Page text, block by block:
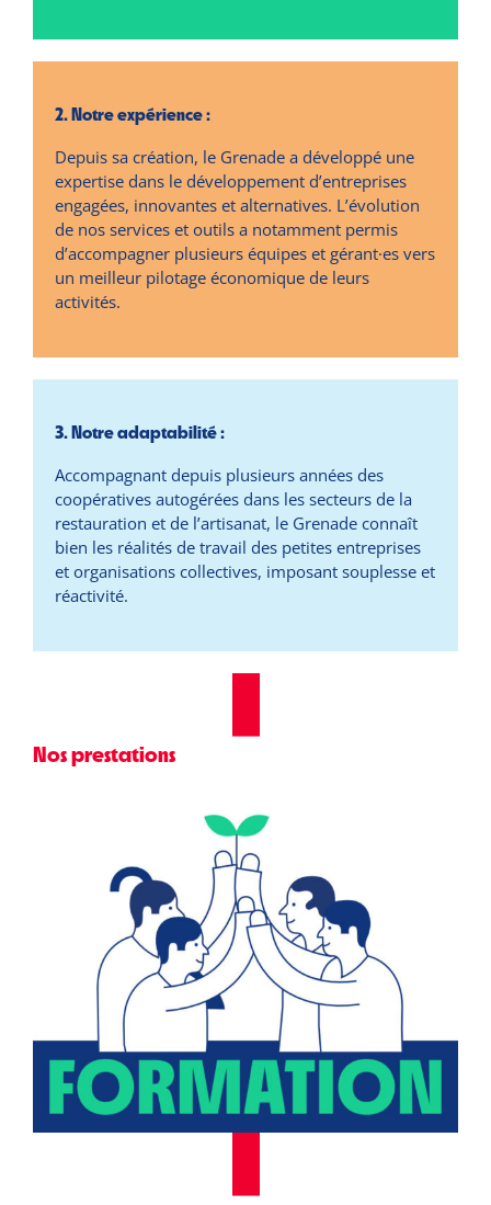
2. Notre expérience :
Depuis sa création, le Grenade a développé une
expertise dans le développement d’entreprises
engagées, innovantes et alternatives. L’évolution
de nos services et outils a notamment permis
d’accompagner plusieurs équipes et gérant·es vers
un meilleur pilotage économique de leurs
activités.
3. Notre adaptabilité :
Accompagnant depuis plusieurs années des
coopératives autogérées dans les secteurs de la
restauration et de l’artisanat, le Grenade connaît
bien les réalités de travail des petites entreprises
et organisations collectives, imposant souplesse et
réactivité.
Nos prestations